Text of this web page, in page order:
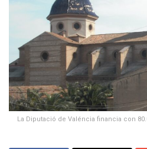
La Diputació de Valéncia financia con